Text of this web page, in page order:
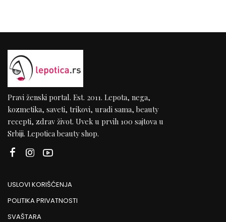
Pravi ženski portal. Est. 2011. Lepota, nega,
kozmetika, saveti, trikovi, uradi sama, beauty
recepti, zdrav život. Uvek u prvih 100 sajtova u
Srbiji. Lepotica beauty shop.
USLOVI KORIŠĆENJA
POLITIKA PRIVATNOSTI
SVAŠTARA